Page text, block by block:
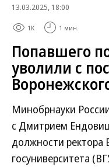
13.03.2025, 18:00
1K 1 мин.
Попавшего
уволили с
Минобрнауки
с Дмитрием
должности ректора
госуниверситета